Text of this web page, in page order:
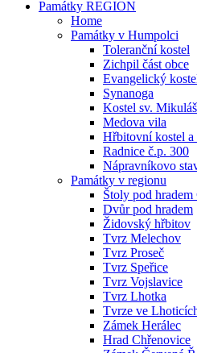
Památky REGION
Home
Památky v Humpolci
Toleranční kostel
Zichpil část obce
Evangelický
Synanoga
Kostel sv.
Medova vila
Hřbitovní kostel
Radnice č.p. 300
Nápravníkovo
Památky v regionu
Štoly pod
Dvůr pod hradem
Židovský hřbitov
Tvrz Melechov
Tvrz Proseč
Tvrz Speřice
Tvrz Vojslavice
Tvrz Lhotka
Tvrze ve
Zámek Herálec
Hrad Chřenovice